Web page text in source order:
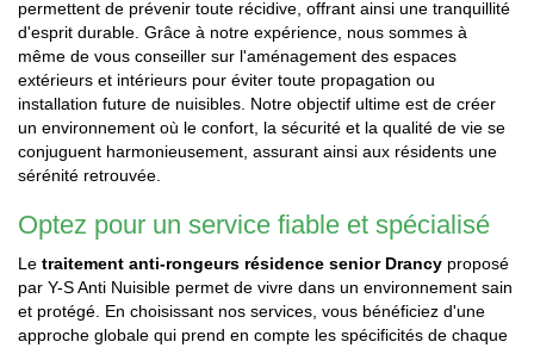
permettent de prévenir toute récidive, offrant ainsi une tranquillité
d'esprit durable. Grâce à notre expérience, nous sommes à
même de vous conseiller sur l'aménagement des espaces
extérieurs et intérieurs pour éviter toute propagation ou
installation future de nuisibles. Notre objectif ultime est de créer
un environnement où le confort, la sécurité et la qualité de vie se
conjuguent harmonieusement, assurant ainsi aux résidents une
sérénité retrouvée.
Optez pour un service fiable et spécialisé
Le traitement anti-rongeurs résidence senior Drancy proposé
par Y-S Anti Nuisible permet de vivre dans un environnement sain
et protégé. En choisissant nos services, vous bénéficiez d'une
approche globale qui prend en compte les spécificités de chaque